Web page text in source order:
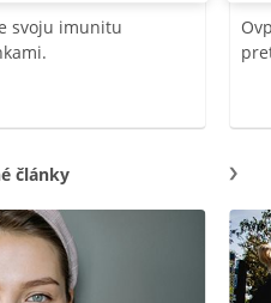
svoju imunitu
články